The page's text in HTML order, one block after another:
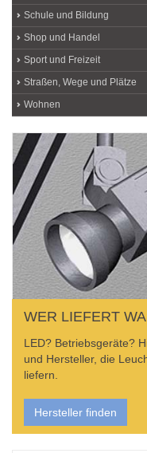
Schule und Bildung
Shop und Handel
Sport und Freizeit
Straßen, Wege und Plätze
Wohnen
WER LIEFERT
LED? Betriebsgeräte?
und Hersteller, die
liefern.
Hersteller finden